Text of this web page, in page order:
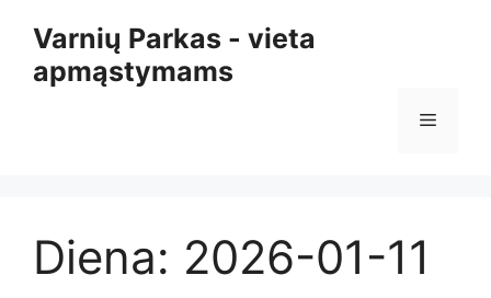
turinio
Varnių Parkas - vieta
apmąstymams
Meniu
Diena: 2026-01-11